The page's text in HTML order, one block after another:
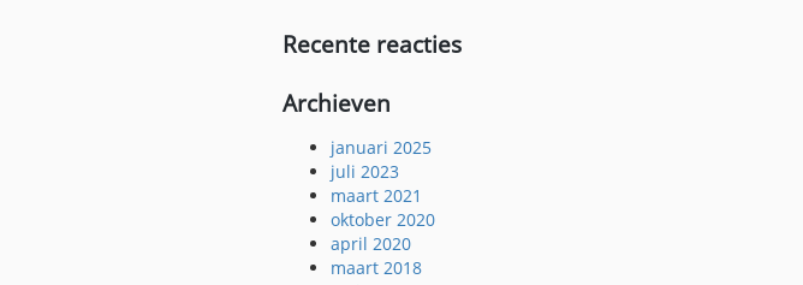
Recente reacties
Archieven
januari 2025
juli 2023
maart 2021
oktober 2020
april 2020
maart 2018